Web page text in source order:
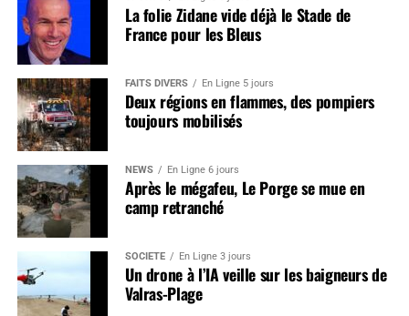
La folie Zidane vide déjà le Stade de
France pour les Bleus
FAITS DIVERS En Ligne 5 jours
Deux régions en flammes, des pompiers
toujours mobilisés
NEWS En Ligne 6 jours
Après le mégafeu, Le Porge se mue en
camp retranché
SOCIÉTÉ En Ligne 3 jours
Un drone à l’IA veille sur les baigneurs de
Valras-Plage